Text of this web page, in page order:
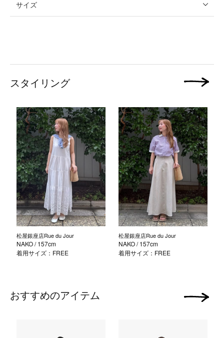
サイズ
スタイリング
松屋銀座店Rue du Jour
NAKO/ 157cm
着用サイズ：FREE
松屋銀座店Rue du Jour
NAKO/ 157cm
着用サイズ：FREE
次の画像
おすすめのアイテム 次の画像